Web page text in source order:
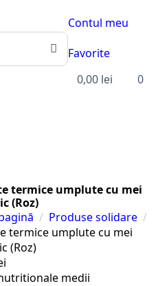
Contul meu
Favorite
0,00 lei 0
termice umplute cu mei
(Roz)
Produse solidare
termice umplute cu mei
(Roz)
medii